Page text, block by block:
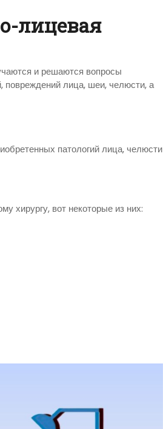
лицевая
и решаются вопросы
повреждений лица, шеи, челюсти, а
патологий лица, челюсти
хирургу, вот некоторые из них: